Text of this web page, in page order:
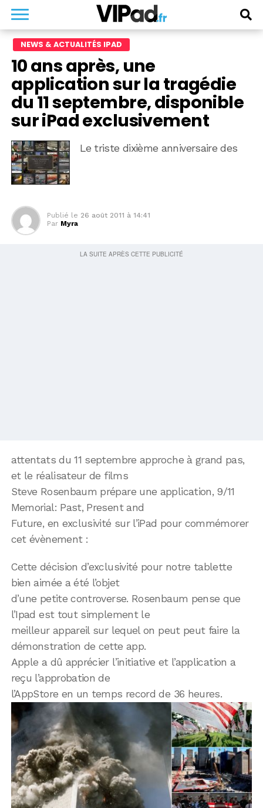
NEWS & ACTUALITÉS IPAD
10 ans après, une
application sur la tragédie
du 11 septembre, disponible
sur iPad exclusivement
Le triste dixième anniversaire des
Publié le 26 août 2011 à 14:41
Par Myra
attentats du 11 septembre approche à grand pas,
et le réalisateur de films
Steve Rosenbaum prépare une application, 9/11
Memorial: Past, Present and
Future, en exclusivité sur l’iPad pour commémorer
cet évènement :
Cette décision d’exclusivité pour notre tablette
bien aimée a été l’objet
d’une petite controverse. Rosenbaum pense que
l’Ipad est tout simplement le
meilleur appareil sur lequel on peut peut faire la
démonstration de cette app.
Apple a dû apprécier l’initiative et l’application a
reçu l’approbation de
l’AppStore en un temps record de 36 heures.